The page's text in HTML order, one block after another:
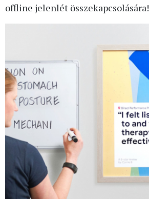
offline jelenlét összekapcsolására!